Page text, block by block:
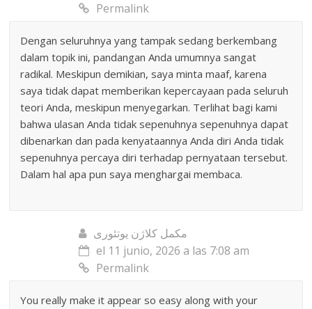
Permalink
Dengan seluruhnya yang tampak sedang berkembang
dalam topik ini, pandangan Anda umumnya sangat
radikal. Meskipun demikian, saya minta maaf, karena
saya tidak dapat memberikan kepercayaan pada seluruh
teori Anda, meskipun menyegarkan. Terlihat bagi kami
bahwa ulasan Anda tidak sepenuhnya sepenuhnya dapat
dibenarkan dan pada kenyataannya Anda diri Anda tidak
sepenuhnya percaya diri terhadap pernyataan tersebut.
Dalam hal apa pun saya menghargai membaca.
مکمل کلاژن یوتئوری
el 11 junio, 2026 a las 7:08 am
Permalink
You really make it appear so easy along with your